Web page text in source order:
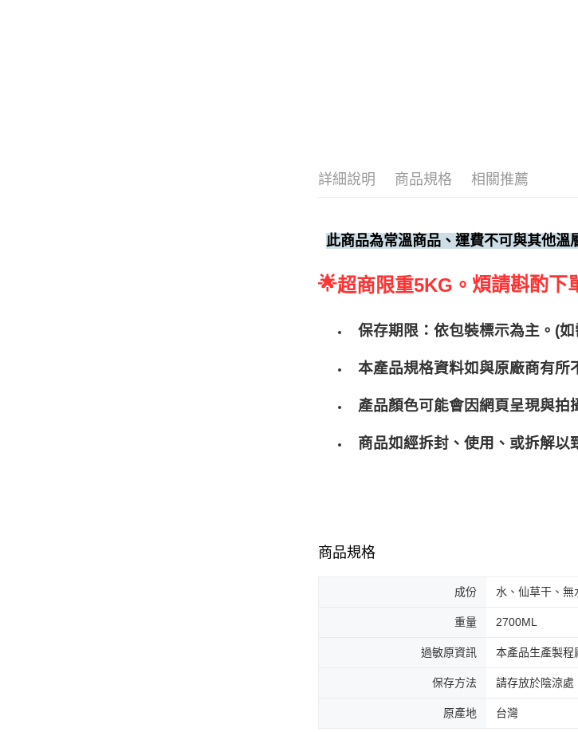
詳細說明 商品規格 相關推薦
此商品為常溫商品、運費不可與其他溫
🌟超商限重5KG。 煩請斟酌下
保存期限：依包裝標示為主。(
本產品規格資料如與原廠商有所
產品顏色可能會因網頁呈現與拍
商品如經拆封、使用、或拆解以
商品規格
成份 水、仙草干、無
重量 2700ML
過敏原資訊 本產品生產製程
保存方法 請存放於陰涼處
原產地 台灣